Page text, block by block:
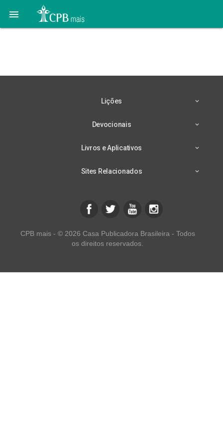

Lições
Devocionais
Livros e Aplicativos
Sites Relacionados
CPB mais - © 2026 Casa Publicadora Brasileira - Todos
os direitos reservados.